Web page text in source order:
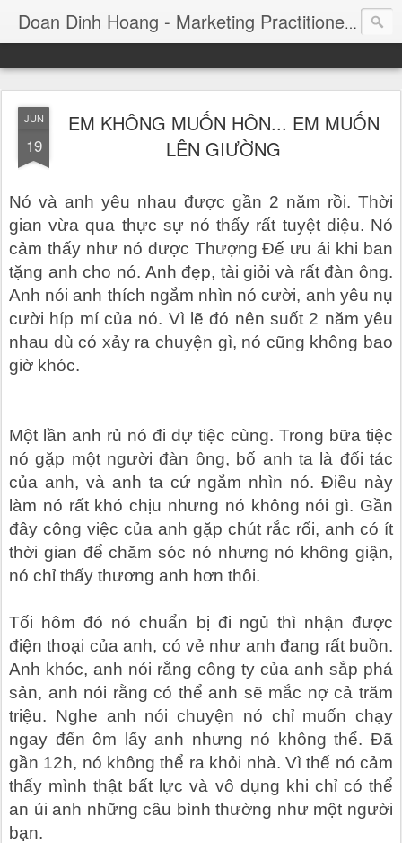
Doan Dinh Hoang - Marketing Practitioner
JUN
19
EM KHÔNG MUỐN HÔN... EM MUỐN
LÊN GIƯỜNG
Nó và anh yêu nhau được gần 2 năm rồi. Thời
gian vừa qua thực sự nó thấy rất tuyệt diệu. Nó
cảm thấy như nó được Thượng Đế ưu ái khi ban
tặng anh cho nó. Anh đẹp, tài giỏi và rất đàn ông.
Anh nói anh thích ngắm nhìn nó cười, anh yêu nụ
cười híp mí của nó. Vì lẽ đó nên suốt 2 năm yêu
nhau dù có xảy ra chuyện gì, nó cũng không bao
giờ khóc.
Một lần anh rủ nó đi dự tiệc cùng. Trong bữa tiệc
nó gặp một người đàn ông, bố anh ta là đối tác
của anh, và anh ta cứ ngắm nhìn nó. Điều này
làm nó rất khó chịu nhưng nó không nói gì. Gần
đây công việc của anh gặp chút rắc rối, anh có ít
thời gian để chăm sóc nó nhưng nó không giận,
nó chỉ thấy thương anh hơn thôi.
Tối hôm đó nó chuẩn bị đi ngủ thì nhận được
điện thoại của anh, có vẻ như anh đang rất buồn.
Anh khóc, anh nói rằng công ty của anh sắp phá
sản, anh nói rằng có thể anh sẽ mắc nợ cả trăm
triệu. Nghe anh nói chuyện nó chỉ muốn chạy
ngay đến ôm lấy anh nhưng nó không thể. Đã
gần 12h, nó không thể ra khỏi nhà. Vì thế nó cảm
thấy mình thật bất lực và vô dụng khi chỉ có thể
an ủi anh những câu bình thường như một người
bạn.